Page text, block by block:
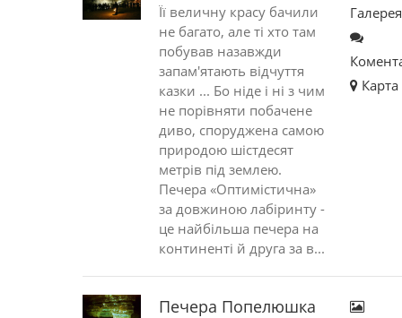
Її величну красу бачили
не багато, але ті хто там
побував назавжди
запам'ятають відчуття
казки ... Бо ніде і ні з чим
не порівняти побачене
диво, споруджена самою
природою шістдесят
метрів під землею.
Печера «Оптимістична»
за довжиною лабіринту -
це найбільша печера на
континенті й друга за в...
Галерея
Карта
Печера Попелюшка